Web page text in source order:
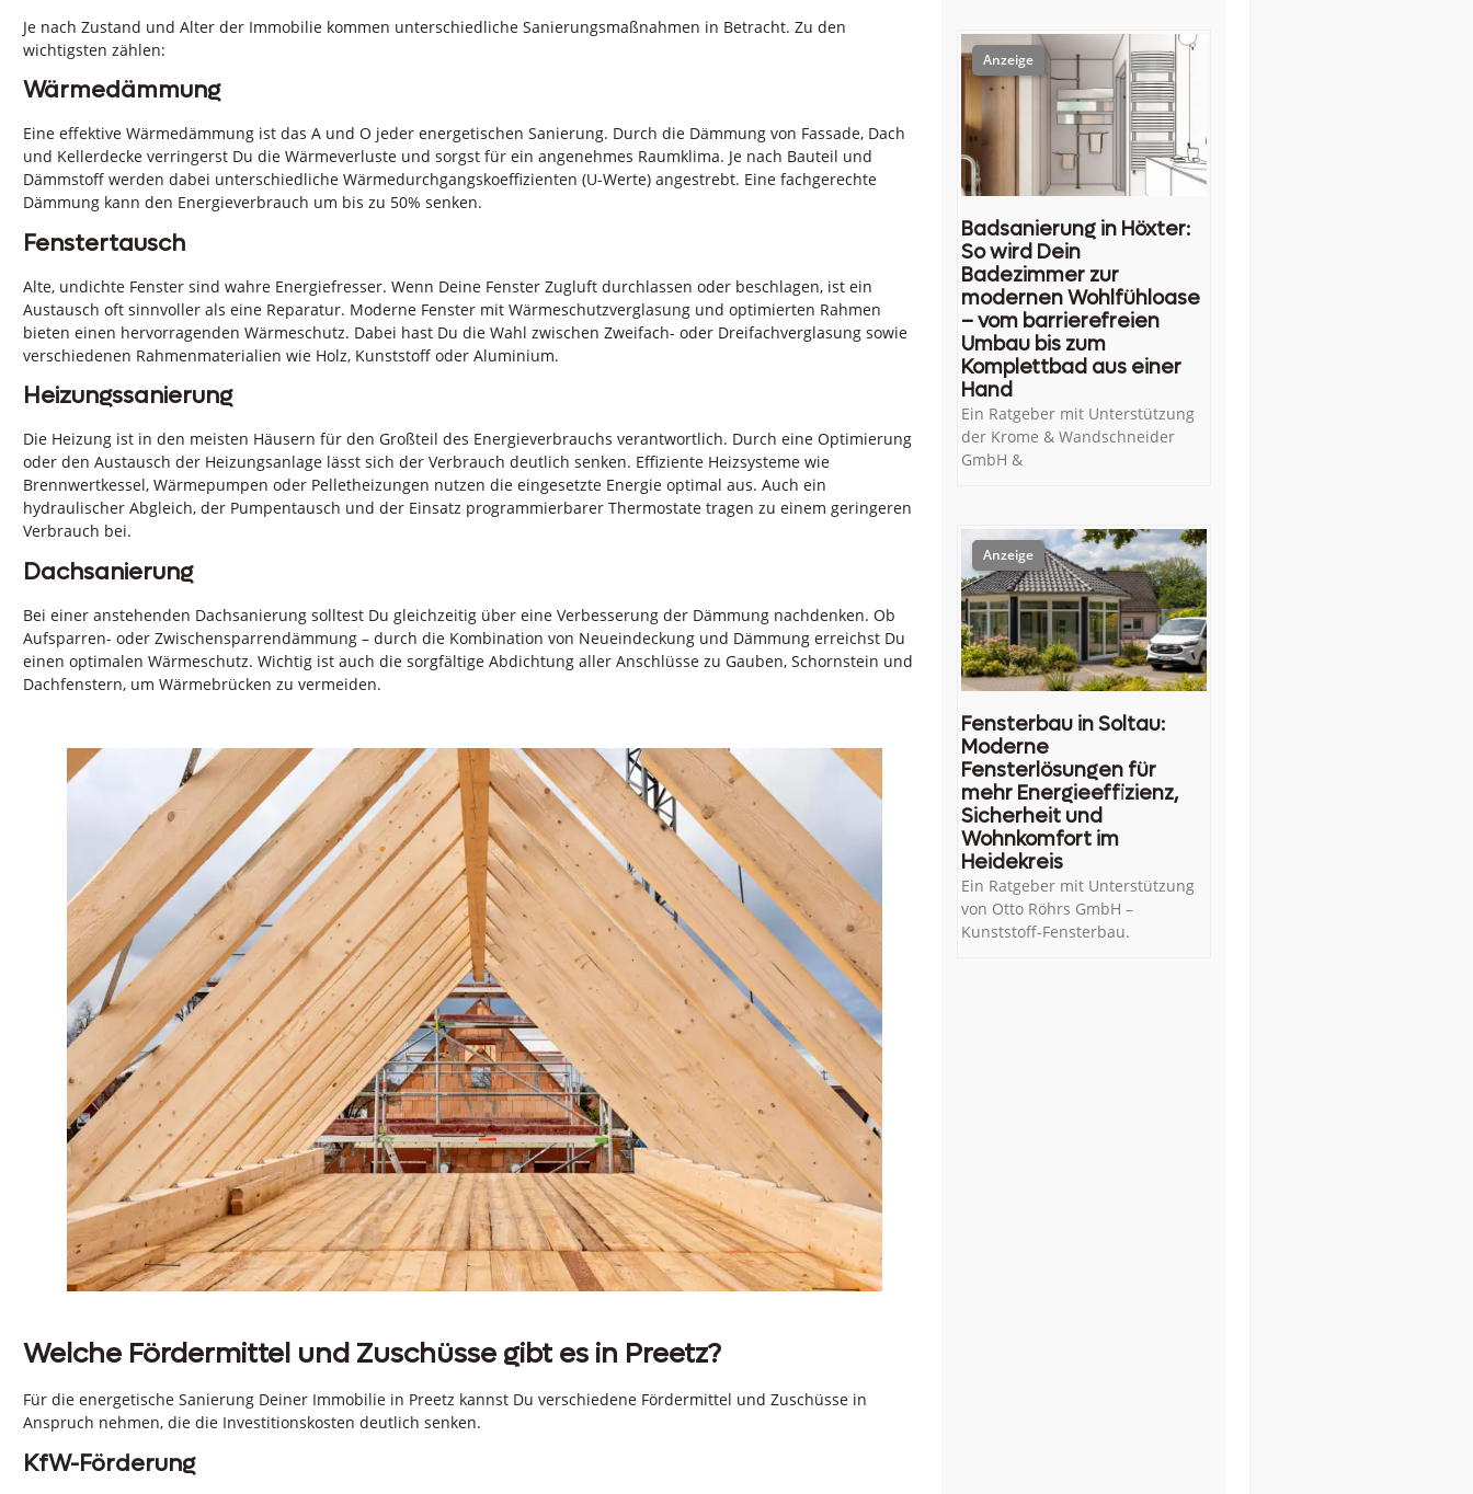
Je nach Zustand und Alter der Immobilie kommen unterschiedliche Sanierungsmaßnahmen in Betracht. Zu den
wichtigsten zählen:
Wärmedämmung
Eine effektive Wärmedämmung ist das A und O jeder energetischen Sanierung. Durch die Dämmung von Fassade, Dach
und Kellerdecke verringerst Du die Wärmeverluste und sorgst für ein angenehmes Raumklima. Je nach Bauteil und
Dämmstoff werden dabei unterschiedliche Wärmedurchgangskoeffizienten (U-Werte) angestrebt. Eine fachgerechte
Dämmung kann den Energieverbrauch um bis zu 50% senken.
Fenstertausch
Alte, undichte Fenster sind wahre Energiefresser. Wenn Deine Fenster Zugluft durchlassen oder beschlagen, ist ein
Austausch oft sinnvoller als eine Reparatur. Moderne Fenster mit Wärmeschutzverglasung und optimierten Rahmen
bieten einen hervorragenden Wärmeschutz. Dabei hast Du die Wahl zwischen Zweifach- oder Dreifachverglasung sowie
verschiedenen Rahmenmaterialien wie Holz, Kunststoff oder Aluminium.
Heizungssanierung
Die Heizung ist in den meisten Häusern für den Großteil des Energieverbrauchs verantwortlich. Durch eine Optimierung
oder den Austausch der Heizungsanlage lässt sich der Verbrauch deutlich senken. Effiziente Heizsysteme wie
Brennwertkessel, Wärmepumpen oder Pelletheizungen nutzen die eingesetzte Energie optimal aus. Auch ein
hydraulischer Abgleich, der Pumpentausch und der Einsatz programmierbarer Thermostate tragen zu einem geringeren
Verbrauch bei.
Dachsanierung
Bei einer anstehenden Dachsanierung solltest Du gleichzeitig über eine Verbesserung der Dämmung nachdenken. Ob
Aufsparren- oder Zwischensparrendämmung – durch die Kombination von Neueindeckung und Dämmung erreichst Du
einen optimalen Wärmeschutz. Wichtig ist auch die sorgfältige Abdichtung aller Anschlüsse zu Gauben, Schornstein und
Dachfenstern, um Wärmebrücken zu vermeiden.
Welche Fördermittel und Zuschüsse gibt es in Preetz?
Für die energetische Sanierung Deiner Immobilie in Preetz kannst Du verschiedene Fördermittel und Zuschüsse in
Anspruch nehmen, die die Investitionskosten deutlich senken.
KfW-Förderung
Badsanierung in Höxter:
So wird Dein
Badezimmer zur
modernen Wohlfühloase
– vom barrierefreien
Umbau bis zum
Komplettbad aus einer
Hand
Ein Ratgeber mit Unterstützung
der Krome & Wandschneider
GmbH &
Fensterbau in Soltau:
Moderne
Fensterlösungen für
mehr Energieeffizienz,
Sicherheit und
Wohnkomfort im
Heidekreis
Ein Ratgeber mit Unterstützung
von Otto Röhrs GmbH –
Kunststoff-Fensterbau.